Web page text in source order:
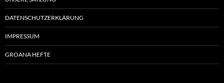
DATENSCHUTZERKLÄRUNG
IMPRESSUM
GROANA HEFTE